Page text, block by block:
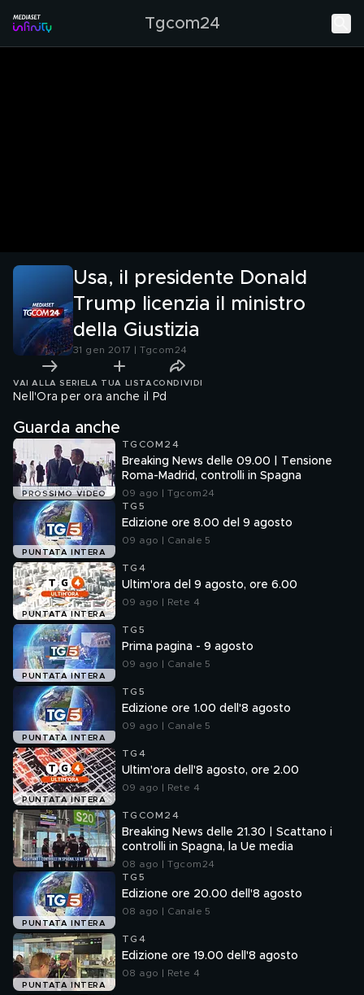
Tgcom24
Usa, il presidente Donald
Trump licenzia il ministro
della Giustizia
31 gen 2017 | Tgcom24
VAI ALLA SERIE LA TUA LISTA CONDIVIDI
Nell'Ora per ora anche il Pd
Guarda anche
PROSSIMO VIDEO
TGCOM24
Breaking News delle 09.00 | Tensione
Roma-Madrid, controlli in Spagna
09 ago | Tgcom24
PUNTATA INTERA
TG5
Edizione ore 8.00 del 9 agosto
09 ago | Canale 5
PUNTATA INTERA
TG4
Ultim'ora del 9 agosto, ore 6.00
09 ago | Rete 4
PUNTATA INTERA
TG5
Prima pagina - 9 agosto
09 ago | Canale 5
PUNTATA INTERA
TG5
Edizione ore 1.00 dell'8 agosto
09 ago | Canale 5
PUNTATA INTERA
TG4
Ultim'ora dell'8 agosto, ore 2.00
09 ago | Rete 4
TGCOM24
Breaking News delle 21.30 | Scattano i
controlli in Spagna, la Ue media
08 ago | Tgcom24
PUNTATA INTERA
TG5
Edizione ore 20.00 dell'8 agosto
08 ago | Canale 5
PUNTATA INTERA
TG4
Edizione ore 19.00 dell'8 agosto
08 ago | Rete 4